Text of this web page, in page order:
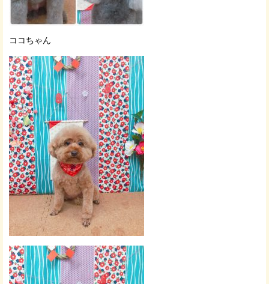
ココちゃん